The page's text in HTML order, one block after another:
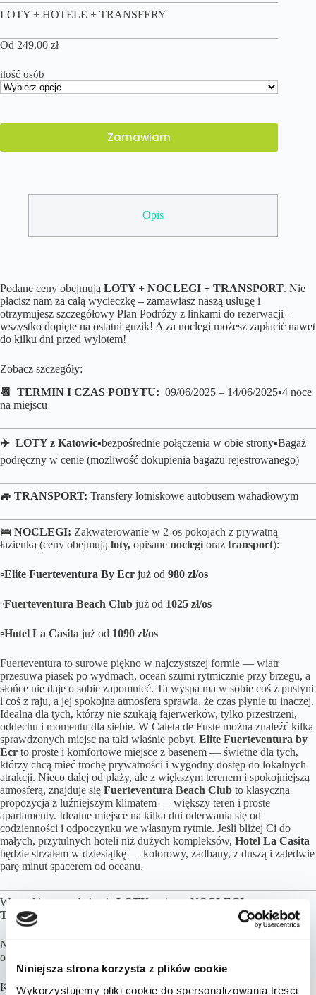
Niniejsza strona korzysta z plików cookie
Wykorzystujemy pliki cookie do spersonalizowania treści
LOTY + HOTELE + TRANSFERY
Od 249,00 zł
ilość osób
Zamawiam
Opis
Podane ceny obejmują LOTY + NOCLEGI + TRANSPORT. Nie
płacisz nam za całą wycieczkę – zamawiasz naszą usługę i
otrzymujesz szczegółowy Plan Podróży z linkami do rezerwacji –
wszystko dopięte na ostatni guzik! A za noclegi możesz zapłacić nawet
do kilku dni przed wylotem!
Zobacz szczegóły:
📆 TERMIN I CZAS POBYTU: 09/06/2025 – 14/06/2025▪️4 noce
na miejscu
✈️ LOTY z Katowic▪️bezpośrednie połączenia w obie strony▪️Bagaż
podręczny w cenie (możliwość dokupienia bagażu rejestrowanego)
🚙 TRANSPORT: Transfery lotniskowe autobusem wahadłowym
🛌 NOCLEGI: Zakwaterowanie w 2-os pokojach z prywatną
łazienką (ceny obejmują loty, opisane noclegi oraz transport):
▫️Elite Fuerteventura By Ecr już od 980 zł/os
▫️Fuerteventura Beach Club już od 1025 zł/os
▫️Hotel La Casita już od 1090 zł/os
Fuerteventura to surowe piękno w najczystszej formie — wiatr
przesuwa piasek po wydmach, ocean szumi rytmicznie przy brzegu, a
słońce nie daje o sobie zapomnieć. Ta wyspa ma w sobie coś z pustyni
i coś z raju, a jej spokojna atmosfera sprawia, że czas płynie tu inaczej.
Idealna dla tych, którzy nie szukają fajerwerków, tylko przestrzeni,
oddechu i momentu dla siebie. W Caleta de Fuste można znaleźć kilka
sprawdzonych miejsc na taki właśnie pobyt. Elite Fuerteventura by
Ecr to proste i komfortowe miejsce z basenem — świetne dla tych,
którzy chcą mieć trochę prywatności i wygodny dostęp do lokalnych
atrakcji. Nieco dalej od plaży, ale z większym terenem i spokojniejszą
atmosferą, znajduje się Fuerteventura Beach Club to klasyczna
propozycja z luźniejszym klimatem — większy teren i proste
apartamenty. Idealne miejsce na kilka dni oderwania się od
codzienności i odpoczynku we własnym rytmie. Jeśli bliżej Ci do
małych, przytulnych hoteli niż dużych kompleksów, Hotel La Casita
będzie strzałem w dziesiątkę — kolorowy, zadbany, z duszą i zaledwie
parę minut spacerem od oceanu.
Wszystkie ceny obejmują LOTY, opisane NOCLEGI
TRANSPORT
Na miejscu obowiązuje podatek turystyczny. Do uregulowania w
obiekcie noclegowym.
Kalkulacja cen opiera się przy założeniu 2 osób podróżujących.